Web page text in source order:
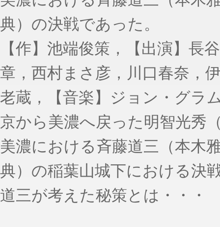
典）の決戦であった。
【作】池端俊策，【出演】長
章，西村まさ彦，川口春奈，
老蔵，【音楽】ジョン・グラ
京から美濃へ戻った明智光秀
美濃における斉藤道三（本木
典）の稲葉山城下における決
道三が考えた秘策とは・・・